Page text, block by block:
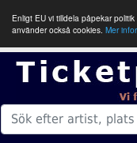
Enligt EU vi tilldela påpekar
använder också cookies. Mer